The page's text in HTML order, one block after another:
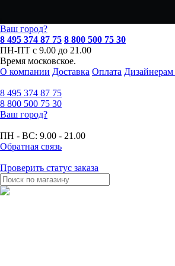
Ваш город?
8 495 374 87 75 8 800 500 75 30
ПН-ПТ с 9.00 до 21.00
Время московское.
О компании Доставка Оплата
8 495 374 87 75
8 800 500 75 30
Ваш город?
ПН - ВС: 9.00 - 21.00
Обратная связь
Проверить статус заказа